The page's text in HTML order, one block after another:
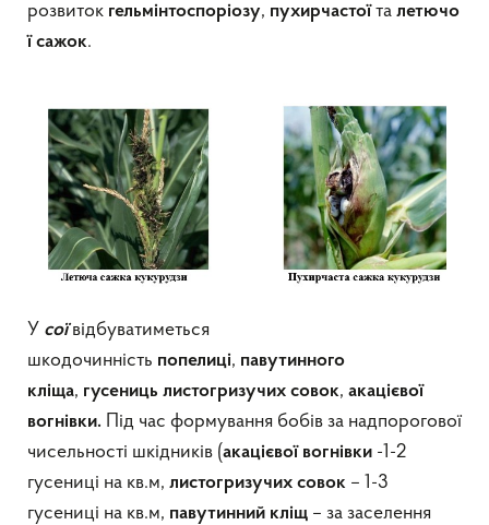
розвиток гельмінтоспоріозу, пухирчастоїта летючо
ї сажок.
У соївідбуватиметься
шкодочинність попелиці, павутинного
кліща, гусениць листогризучих совок, акацієвої
вогнівки. Під час формування бобів за надпорогової
чисельності шкідників (акацієвої вогнівки -1-2
гусениці на кв.м, листогризучих совок – 1-3
гусениці на кв.м, павутинний кліщ – за заселення